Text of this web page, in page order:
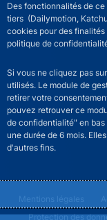
Des fonctionnalités de ce
tiers (Dailymotion,
cookies pour des
politique de
Si vous ne cliquez pas
utilisés. Le module de
retirer votre
pouvez retrouver ce
de confidentialité" en bas
une durée de 6 mois.
d'autres fins.
ACPR footer
ACPR footer
Mentions légales
Protection des